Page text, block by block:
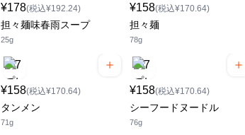
¥178(税込¥192.24)
担々麺味春雨スープ
25g
¥158(税込¥170.64)
担々麺
78g
¥158(税込¥170.64)
タンメン
71g
¥158(税込¥170.64)
シーフードヌードル
76g